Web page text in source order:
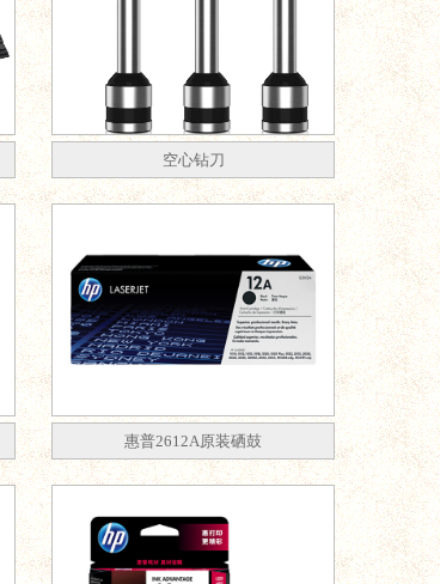
空心钻刀
惠普2612A原装硒鼓